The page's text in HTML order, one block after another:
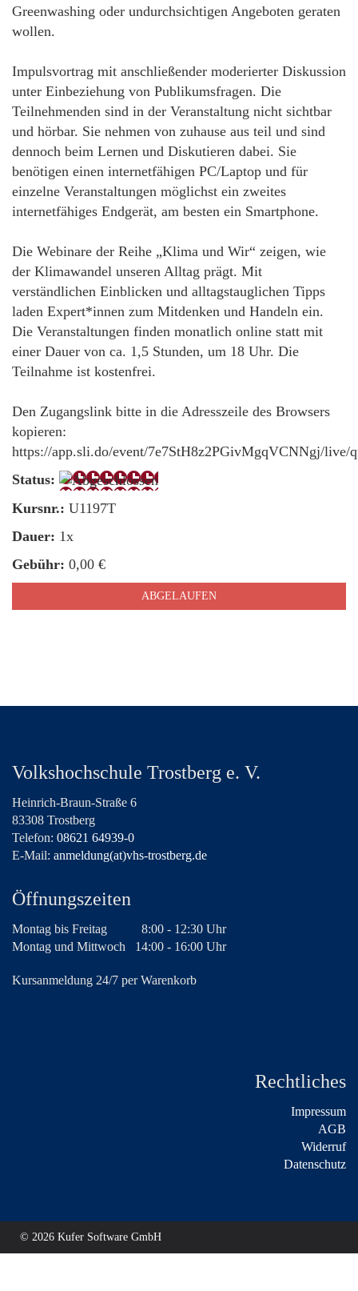
Greenwashing oder undurchsichtigen Angeboten geraten
wollen.
Impulsvortrag mit anschließender moderierter Diskussion
unter Einbeziehung von Publikumsfragen. Die
Teilnehmenden sind in der Veranstaltung nicht sichtbar
und hörbar. Sie nehmen von zuhause aus teil und sind
dennoch beim Lernen und Diskutieren dabei. Sie
benötigen einen internetfähigen PC/Laptop und für
einzelne Veranstaltungen möglichst ein zweites
internetfähiges Endgerät, am besten ein Smartphone.
Die Webinare der Reihe „Klima und Wir“ zeigen, wie
der Klimawandel unseren Alltag prägt. Mit
verständlichen Einblicken und alltagstauglichen Tipps
laden Expert*innen zum Mitdenken und Handeln ein.
Die Veranstaltungen finden monatlich online statt mit
einer Dauer von ca. 1,5 Stunden, um 18 Uhr. Die
Teilnahme ist kostenfrei.
Den Zugangslink bitte in die Adresszeile des Browsers
kopieren:
https://app.sli.do/event/7e7StH8z2PGivMgqVCNNgj/live/
Status:
Kursnr.: U1197T
Dauer: 1x
Gebühr: 0,00 €
ABGELAUFEN
Volkshochschule Trostberg e. V.
Heinrich-Braun-Straße 6
83308 Trostberg
Telefon: 08621 64939-0
E-Mail: anmeldung(at)vhs-trostberg.de
Öffnungszeiten
Montag bis Freitag
8:00 - 12:30 Uhr
Montag und Mittwoch 14:00 - 16:00 Uhr
Kursanmeldung 24/7 per Warenkorb
Rechtliches
Impressum
AGB
Widerruf
Datenschutz
© 2026 Kufer Software GmbH